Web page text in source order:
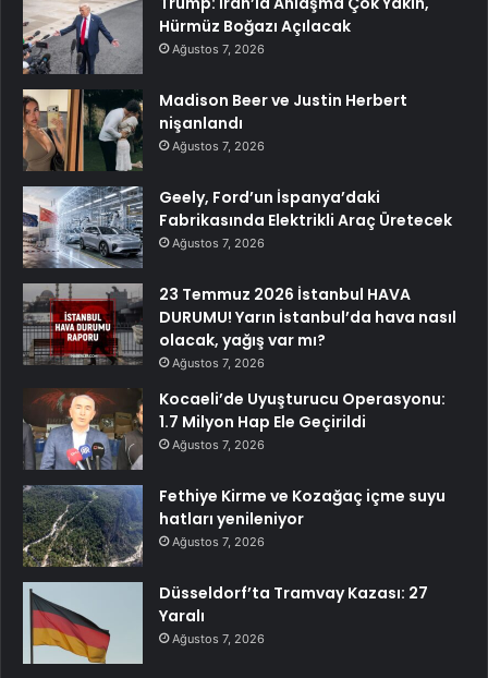
Hürmüz Boğazı Açılacak
Ağustos 7, 2026
Madison Beer ve Justin Herbert
nişanlandı
Ağustos 7, 2026
Geely, Ford’un İspanya’daki
Fabrikasında Elektrikli Araç Üretecek
Ağustos 7, 2026
23 Temmuz 2026 İstanbul HAVA
DURUMU! Yarın İstanbul’da hava nasıl
olacak, yağış var mı?
Ağustos 7, 2026
Kocaeli’de Uyuşturucu Operasyonu:
1.7 Milyon Hap Ele Geçirildi
Ağustos 7, 2026
Fethiye Kirme ve Kozağaç içme suyu
hatları yenileniyor
Ağustos 7, 2026
Düsseldorf’ta Tramvay Kazası: 27
Yaralı
Ağustos 7, 2026